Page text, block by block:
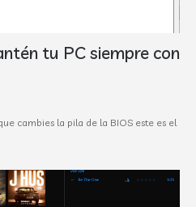
tu PC siempre con
cambies la pila de la BIOS este es el